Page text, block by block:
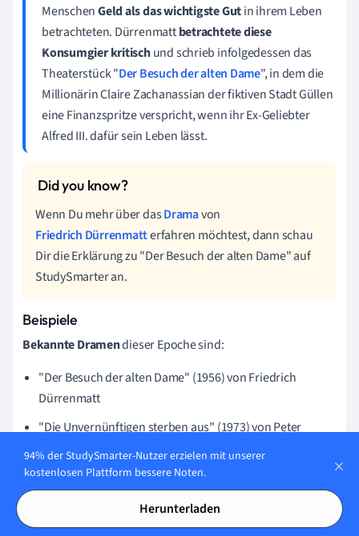
MenschenGeld als das wichtigste Gutin ihrem Leben
betrachteten. Dürrenmattbetrachtete diese
Konsumgier kritischund schrieb infolgedessen das
Theaterstück "Der Besuch der alten Dame", in dem die
Millionärin Claire Zachanassian der fiktiven Stadt Güllen
eine Finanzspritze verspricht, wenn ihr Ex-Geliebter
Alfred III. dafür sein Leben lässt.
Wenn Du mehr über dasDramavon
Friedrich Dürrenmatterfahren möchtest, dann schau
Dir die Erklärung zu "Der Besuch der alten Dame" auf
StudySmarter an.
Beispiele
Bekannte Dramendieser Epoche sind:
"Der Besuch der alten Dame" (1956) von Friedrich
Dürrenmatt
"Die Unvernünftigen sterben aus" (1973) von Peter
Handke
"Die Hamletmaschine" (1977) von Heiner Müller
Postmoderne Literatur - Das Wichtigste
94% der StudySmarter-Nutzer erzielen mit unserer
kostenlosen Plattform bessere Noten.
Herunterladen